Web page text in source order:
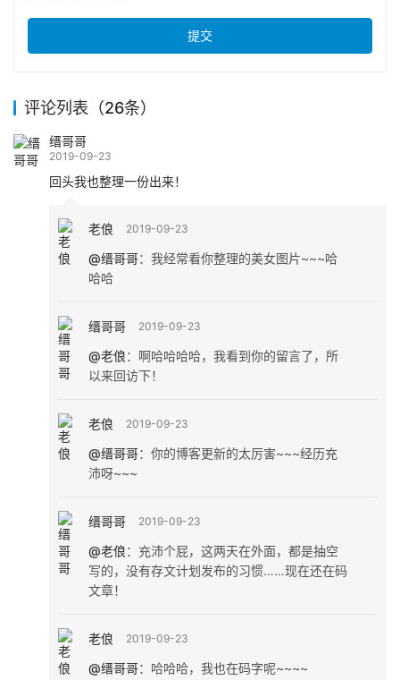
提交
评论列表（26条）
缙哥哥
2019-09-23
回头我也整理一份出来！
老俍 2019-09-23
@缙哥哥： 我经常看你整理的美女图片~~~哈
哈哈
缙哥哥 2019-09-23
@老俍： 啊哈哈哈哈，我看到你的留言了，所
以来回访下！
老俍 2019-09-23
@缙哥哥： 你的博客更新的太厉害~~~经历充
沛呀~~~
缙哥哥 2019-09-23
@老俍： 充沛个屁，这两天在外面，都是抽空
写的，没有存文计划发布的习惯……现在还在码
文章！
老俍 2019-09-23
@缙哥哥： 哈哈哈，我也在码字呢~~~~